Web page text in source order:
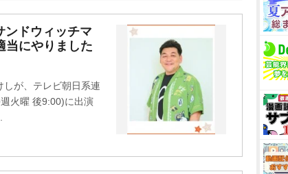
ンドウィッチマ
当にやりました
が、テレビ朝日系連
火曜 後9:00)に出演